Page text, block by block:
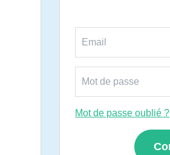
Mot de passe oublié ?